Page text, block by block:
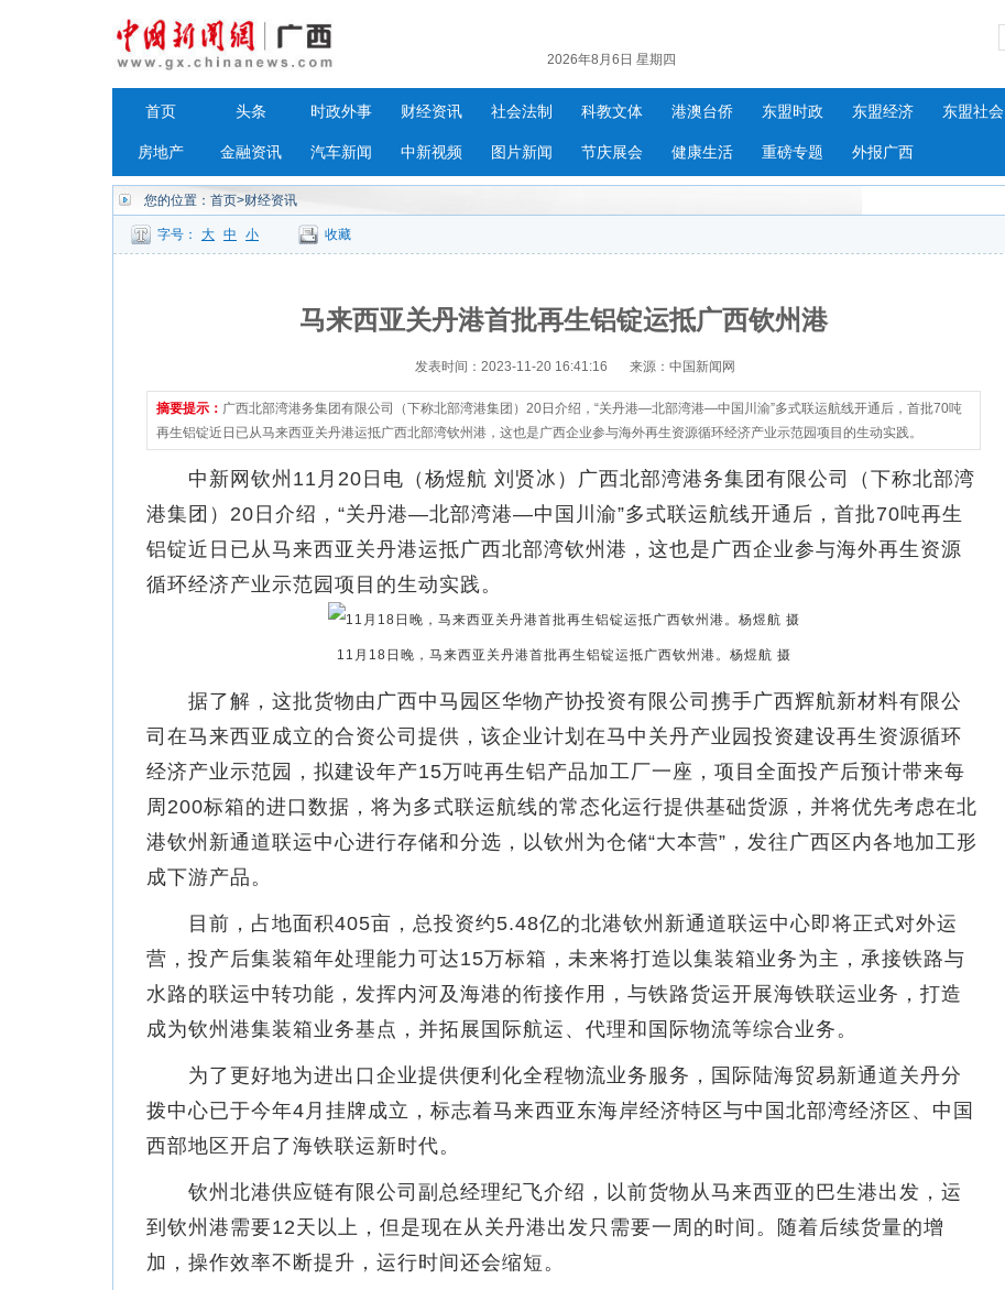
2026年8月6日 星期四
首页 头条 时政外事 财经资讯 社会法制 科教文体 港澳台侨 东盟时政 东盟经济 东盟社会
房地产 金融资讯 汽车新闻 中新视频 图片新闻 节庆展会 健康生活 重磅专题 外报广西
您的位置： 首页>财经资讯
字号： 大 中 小 收藏
马来西亚关丹港首批再生铝锭运抵广西钦州港
发表时间：2023-11-20 16:41:16 来源：中国新闻网
摘要提示： 广西北部湾港务集团有限公司（下称北部湾港集团）20日介绍，“关丹港—北部湾港—中国川渝”多式联运航线开通后，首批70吨
再生铝锭近日已从马来西亚关丹港运抵广西北部湾钦州港，这也是广西企业参与海外再生资源循环经济产业示范园项目的生动实践。
中新网钦州11月20日电（杨煜航 刘贤冰）广西北部湾港务集团有限公司（下称北部湾
港集团）20日介绍，“关丹港—北部湾港—中国川渝”多式联运航线开通后，首批70吨再生
铝锭近日已从马来西亚关丹港运抵广西北部湾钦州港，这也是广西企业参与海外再生资源
循环经济产业示范园项目的生动实践。
11月18日晚，马来西亚关丹港首批再生铝锭运抵广西钦州港。杨煜航 摄
据了解，这批货物由广西中马园区华物产协投资有限公司携手广西辉航新材料有限公
司在马来西亚成立的合资公司提供，该企业计划在马中关丹产业园投资建设再生资源循环
经济产业示范园，拟建设年产15万吨再生铝产品加工厂一座，项目全面投产后预计带来每
周200标箱的进口数据，将为多式联运航线的常态化运行提供基础货源，并将优先考虑在北
港钦州新通道联运中心进行存储和分选，以钦州为仓储“大本营”，发往广西区内各地加工形
成下游产品。
目前，占地面积405亩，总投资约5.48亿的北港钦州新通道联运中心即将正式对外运
营，投产后集装箱年处理能力可达15万标箱，未来将打造以集装箱业务为主，承接铁路与
水路的联运中转功能，发挥内河及海港的衔接作用，与铁路货运开展海铁联运业务，打造
成为钦州港集装箱业务基点，并拓展国际航运、代理和国际物流等综合业务。
为了更好地为进出口企业提供便利化全程物流业务服务，国际陆海贸易新通道关丹分
拨中心已于今年4月挂牌成立，标志着马来西亚东海岸经济特区与中国北部湾经济区、中国
西部地区开启了海铁联运新时代。
钦州北港供应链有限公司副总经理纪飞介绍，以前货物从马来西亚的巴生港出发，运
到钦州港需要12天以上，但是现在从关丹港出发只需要一周的时间。随着后续货量的增
加，操作效率不断提升，运行时间还会缩短。